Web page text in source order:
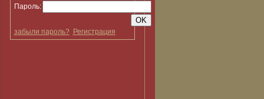
Пароль:
забыли пароль? Регистрация